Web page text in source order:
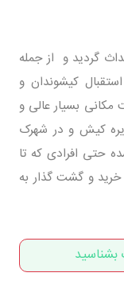
1373 احداث گردید و از جمله
کیشوندان و
بسیار عالی و
کیش و در شهرک
حتی افرادی که تا
خرید و گشت گذار به